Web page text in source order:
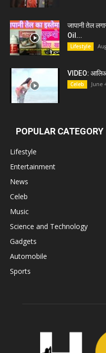
जापानी तेल
Oil...
Lifestyle
VIDEO:
Celeb June
POPULAR CATEGORY
Lifestyle
Entertainment
News
Celeb
Music
Science and Technology
Gadgets
Automobile
Sports